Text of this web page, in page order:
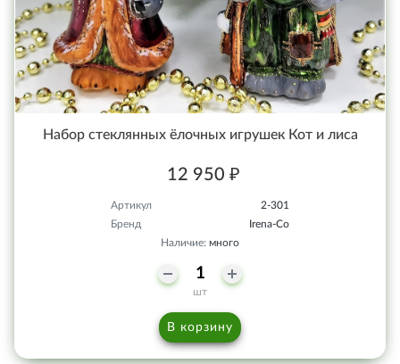
Набор стеклянных ёлочных игрушек Кот и лиса
12 950 ₽
Артикул
2-301
Бренд
Irena-Co
Наличие: много
шт
В корзину